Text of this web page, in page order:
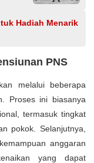
Hadiah Menarik
PNS
melalui beberapa
Proses ini biasanya
termasuk tingkat
pokok. Selanjutnya,
anggaran
yang dapat